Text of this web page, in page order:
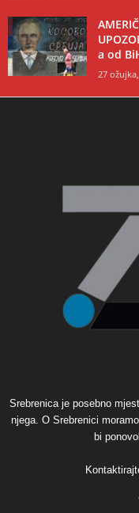
a od
27
Srebrenica je posebno
njega. O Srebrenici
bi